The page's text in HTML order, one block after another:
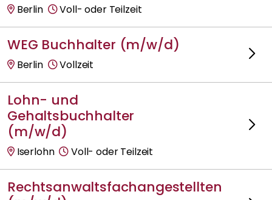
Berlin Voll- oder Teilzeit
WEG Buchhalter (m/w/d)
Berlin Vollzeit
Lohn- und
Gehaltsbuchhalter
(m/w/d)
Iserlohn Voll- oder Teilzeit
Rechtsanwaltsfachangestellten